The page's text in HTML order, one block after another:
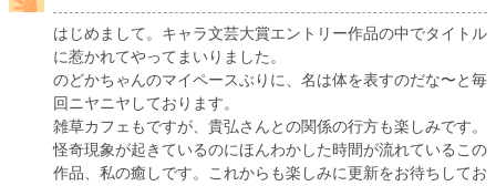
はじめまして。キャラ文芸大賞エントリー作品の中でタイトル
に惹かれてやってまいりました。
のどかちゃんのマイペースぶりに、名は体を表すのだな〜と毎
回ニヤニヤしております。
雑草カフェもですが、貴弘さんとの関係の行方も楽しみです。
怪奇現象が起きているのにほんわかした時間が流れているこの
作品、私の癒しです。これからも楽しみに更新をお待ちしてお